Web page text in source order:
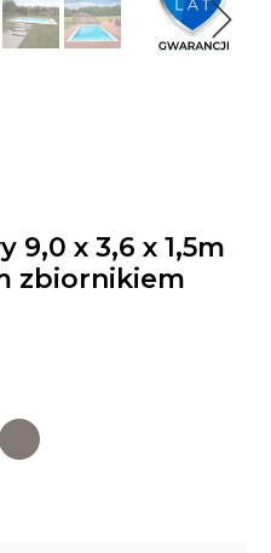
9,0 x 3,6 x 1,5m
zbiornikiem